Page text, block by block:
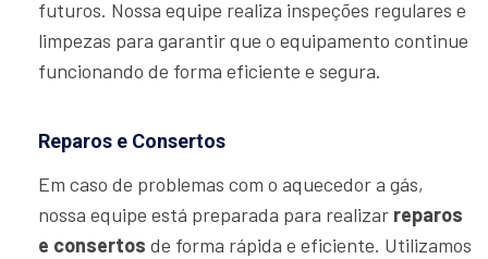
futuros. Nossa equipe realiza inspeções regulares e
limpezas para garantir que o equipamento continue
funcionando de forma eficiente e segura.
Reparos e Consertos
Em caso de problemas com o aquecedor a gás,
nossa equipe está preparada para realizar reparos
e consertos de forma rápida e eficiente. Utilizamos